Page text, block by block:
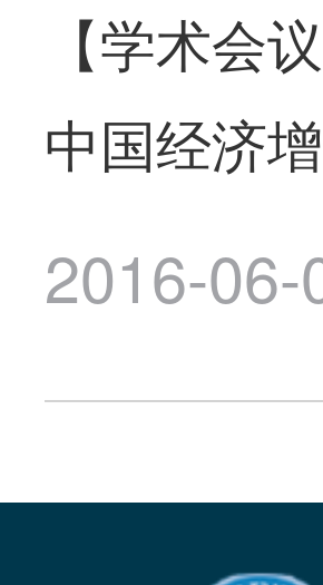
【学术会
中国经济
2016-06-